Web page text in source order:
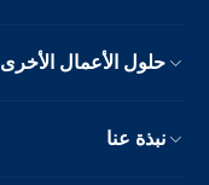
حلول الأعمال الأخرى
نبذة عنا